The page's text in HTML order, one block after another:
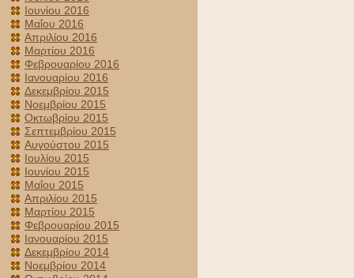
Ιουνίου 2016
Μαΐου 2016
Απριλίου 2016
Μαρτίου 2016
Φεβρουαρίου 2016
Ιανουαρίου 2016
Δεκεμβρίου 2015
Νοεμβρίου 2015
Οκτωβρίου 2015
Σεπτεμβρίου 2015
Αυγούστου 2015
Ιουλίου 2015
Ιουνίου 2015
Μαΐου 2015
Απριλίου 2015
Μαρτίου 2015
Φεβρουαρίου 2015
Ιανουαρίου 2015
Δεκεμβρίου 2014
Νοεμβρίου 2014